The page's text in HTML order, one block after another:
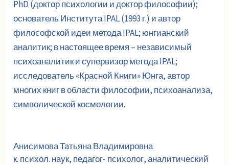
PhD (доктор психологии и доктор философии);
основатель Института IPAL (1993 г.) и автор
философской идеи метода IPAL; юнгианский
аналитик; в настоящее время – независимый
психоаналитик и супервизор метода IPAL;
исследователь «Красной Книги» Юнга, автор
многих книг в области философии, психоанализа,
символической космологии.
Анисимова Татьяна Владимировна
к. психол. наук, педагог- психолог, аналитический